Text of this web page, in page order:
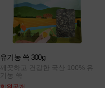
유기농 쑥 300g
깨끗하고 건강한 국산 100% 유
기농 쑥